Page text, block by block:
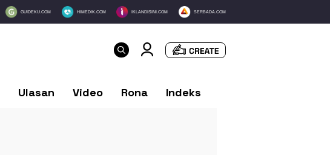
GUIDEKU.COM HIMEDIK.COM IKLANDISINI.COM SERBADA.COM
Ulasan Video Rona Indeks